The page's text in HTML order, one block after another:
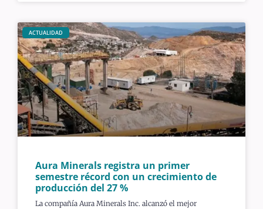
ACTUALIDAD
Aura Minerals registra un primer
semestre récord con un crecimiento de
producción del 27 %
La compañía Aura Minerals Inc. alcanzó el mejor